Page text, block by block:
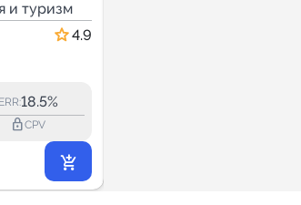
по
и туризм
4.9
ERR:18.5%
lock_outlineCPV